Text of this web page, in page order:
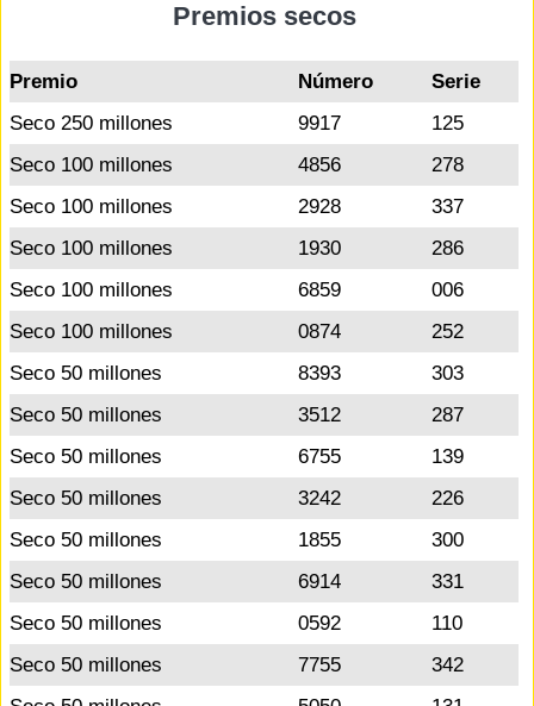
Premios secos
Premio Número
Serie
Seco 250 millones
9917
125
Seco 100 millones
4856
278
Seco 100 millones
2928
337
Seco 100 millones
1930
286
Seco 100 millones
6859
006
Seco 100 millones
0874
252
Seco 50 millones
8393
303
Seco 50 millones
3512
287
Seco 50 millones
6755
139
Seco 50 millones
3242
226
Seco 50 millones
1855
300
Seco 50 millones
6914
331
Seco 50 millones
0592
110
Seco 50 millones
7755
342